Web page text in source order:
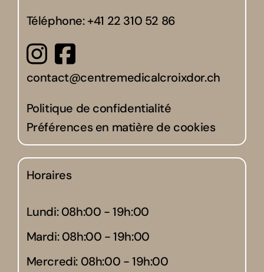
Téléphone:+41 22 310 52 86
contact@centremedicalcroixdor.ch
Politique de confidentialité
Préférences en matière de cookies
Horaires
Lundi: 08h:00 - 19h:00
Mardi: 08h:00 - 19h:00
Mercredi: 08h:00 - 19h:00